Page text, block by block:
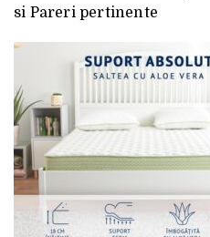
si Pareri pertinente